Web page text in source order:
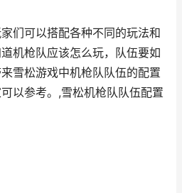
们可以搭配各种不同的玩法和
机枪队应该怎么玩，队伍要如
雪松游戏中机枪队队伍的配置
以参考。,雪松机枪队队伍配置